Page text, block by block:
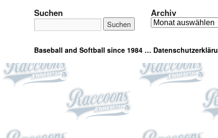
Suchen Archiv
Baseball and Softball since 1984 …